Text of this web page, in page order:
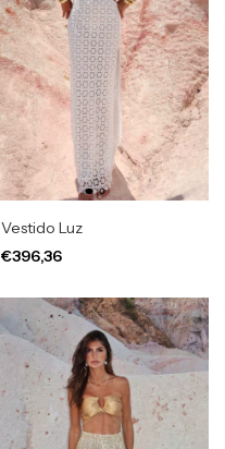
Vestido Luz
€396,36